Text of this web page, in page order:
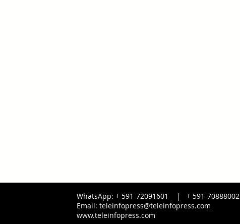
WhatsApp: + 591-72091601 | + 591-70888002
Email: teleinfopress@teleinfopress.com
www.teleinfopress.com